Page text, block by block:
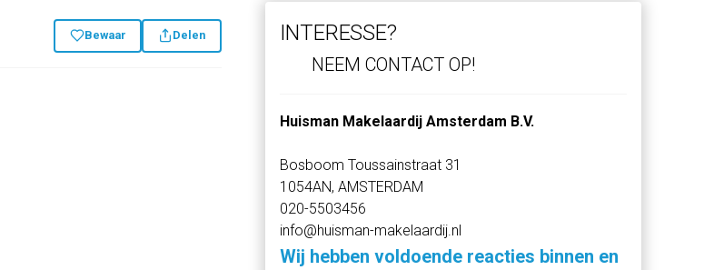
Bewaar Delen INTERESSE?
NEEM CONTACT OP!
Huisman Makelaardij Amsterdam B.V.
Bosboom Toussainstraat 31
1054AN, AMSTERDAM
020-5503456
info@huisman-makelaardij.nl
Wij hebben voldoende reacties binnen en